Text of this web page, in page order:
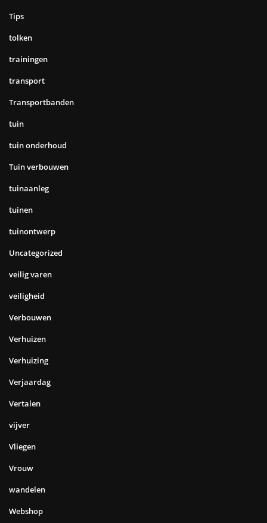
Tips
tolken
trainingen
transport
Transportbanden
tuin
tuin onderhoud
Tuin verbouwen
tuinaanleg
tuinen
tuinontwerp
Uncategorized
veilig varen
veiligheid
Verbouwen
Verhuizen
Verhuizing
Verjaardag
Vertalen
vijver
Vliegen
Vrouw
wandelen
Webshop